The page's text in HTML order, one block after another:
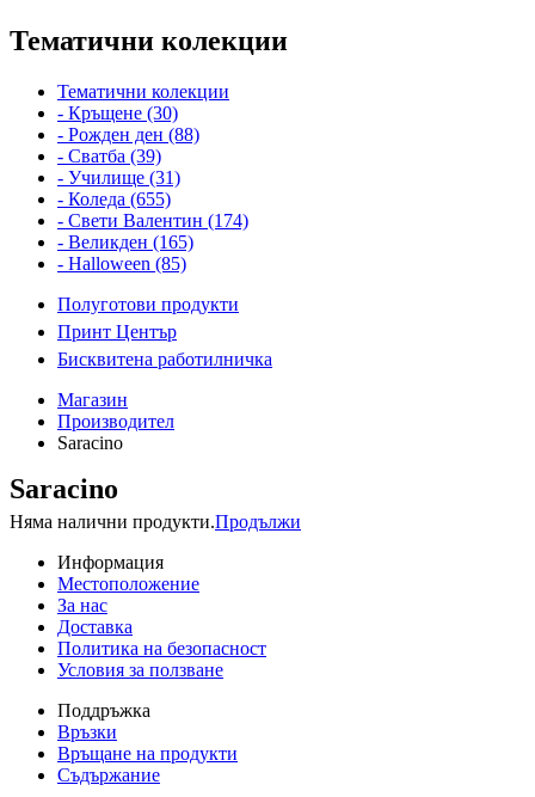
Тематични колекции
Тематични колекции
- Кръщене (30)
- Рожден ден (88)
- Сватба (39)
- Училище (31)
- Коледа (655)
- Свети Валентин (174)
- Великден (165)
- Halloween (85)
Полуготови продукти
Принт Център
Бисквитена работилничка
Магазин
Производител
Saracino
Saracino
Няма налични продукти.Продължи
Информация
Местоположение
За нас
Доставка
Политика на безопасност
Условия за ползване
Поддръжка
Връзки
Връщане на продукти
Съдържание